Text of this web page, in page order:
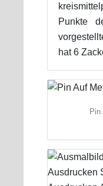
Punkte
hat 6
Pin